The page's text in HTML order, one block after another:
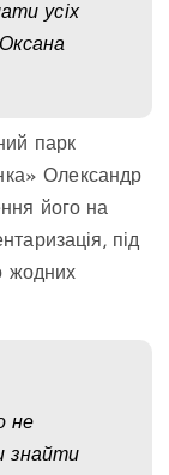
усіх
парк
Олександр
його на
під
жодних
не
знайти